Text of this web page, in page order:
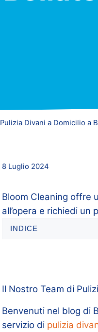
Pulizia Divani a Domicilio a
8 Luglio 2024
Bloom Cleaning offre
all’opera e richiedi un
INDICE
Il Nostro Team di
Benvenuti nel blog di
servizio di pulizia